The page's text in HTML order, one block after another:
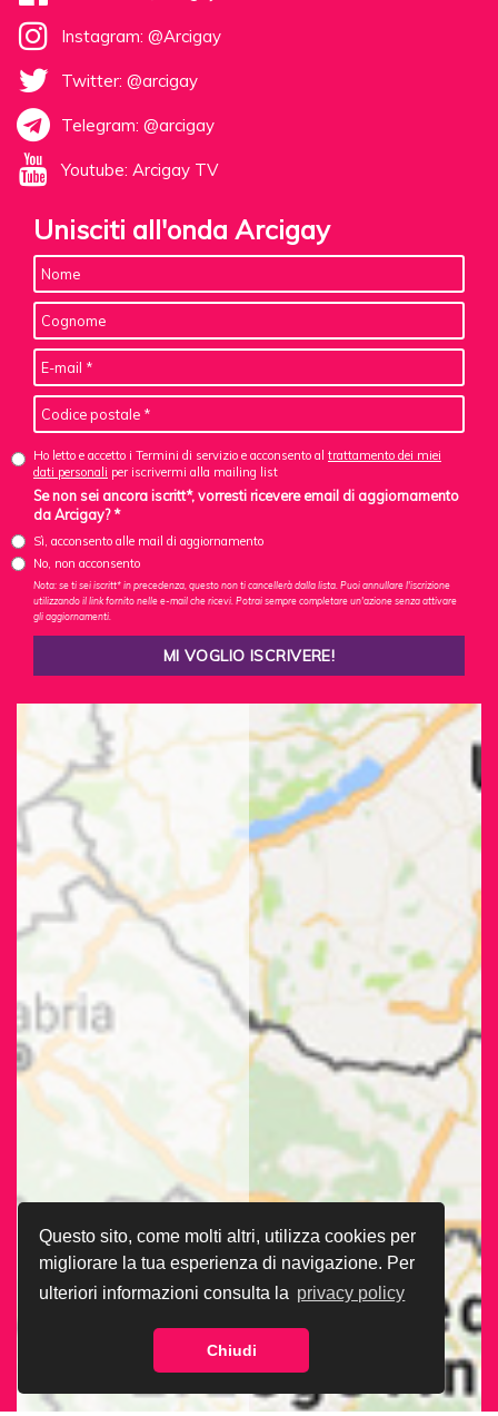
Questo sito, come molti altri, utilizza cookies per
migliorare la tua esperienza di navigazione. Per
ulteriori informazioni consulta la privacy policy
Chiudi
Instagram: @Arcigay
Twitter: @arcigay
Telegram: @arcigay
Youtube: Arcigay TV
Unisciti all'onda Arcigay
Ho letto e accetto i Termini di servizio e acconsento al trattamento dei miei
dati personali per iscrivermi alla mailing list
Se non sei ancora iscritt*, vorresti ricevere email di aggiornamento
da Arcigay? *
Sì, acconsento alle mail di aggiornamento
No, non acconsento
Nota: se ti sei iscritt* in precedenza, questo non ti cancellerà dalla lista. Puoi annullare l'iscrizione
utilizzando il link fornito nelle e-mail che ricevi. Potrai sempre completare un'azione senza attivare
gli aggiornamenti.